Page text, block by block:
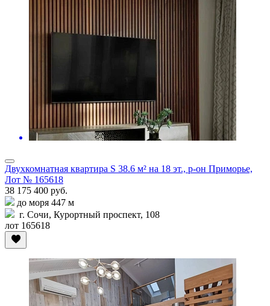
Двухкомнатная квартира S 38.6 м² на 18 эт., р-он Приморье,
Лот № 165618
38 175 400 руб.
до моря 447 м
г. Сочи, Курортный проспект, 108
лот 165618